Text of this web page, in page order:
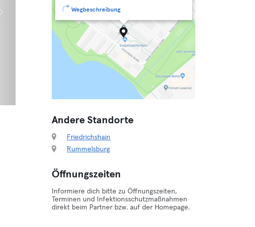
Wegbeschreibung
Andere Standorte
Friedrichshain
Rummelsburg
Öffnungszeiten
Informiere dich bitte zu Öffnungszeiten,
Terminen und Infektionsschutzmaßnahmen
direkt beim Partner bzw. auf der Homepage.